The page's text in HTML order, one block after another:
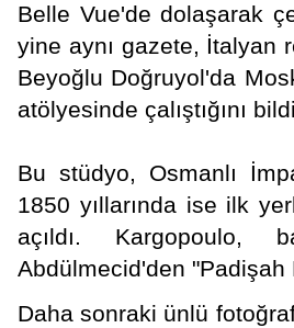
Belle Vue'de dolaşarak
yine aynı gazete, İtalyan
Beyoğlu Doğruyol'da
atölyesinde çalıştığını
Bu stüdyo, Osmanlı
1850 yıllarında ise ilk
açıldı. Kargopoulo,
Abdülmecid'den "Padişah
Daha sonraki ünlü